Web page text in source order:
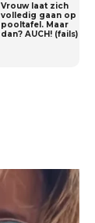
Vrouw laat zich
volledig gaan op
pooltafel. Maar
dan? AUCH! (fails)